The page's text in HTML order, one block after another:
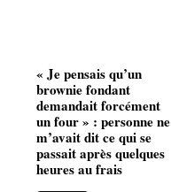
« Je pensais qu’un
brownie fondant
demandait forcément
un four » : personne ne
m’avait dit ce qui se
passait après quelques
heures au frais